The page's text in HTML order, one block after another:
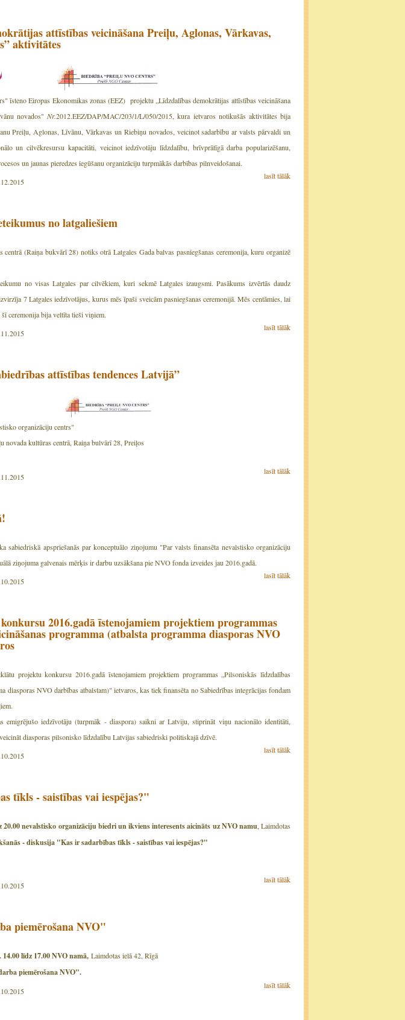
attīstības veicināšana Preiļu, Aglonas, Vārkavas,
aktivitātes
īsteno Eiropas Ekonomikas zonas (EEZ) projektu „Līdzdalības demokrātijas attīstības veicināšana
novados"Nr.2012.EEZ/DAP/MAC/203/1/L/050/2015, kura ietvaros notikušās aktivitātes bija
Preiļu, Aglonas, Līvānu, Vārkavas un Riebiņu novados, veicinot sadarbību ar valsts pārvaldi un
un cilvēkresursu kapacitāti, veicinot iedzīvotāju līdzdalību, brīvprātīgā darba popularizēšanu,
un jaunas pieredzes iegūšanu organizāciju turpmākās darbības pilnveidošanai.
lasīt tālāk
no latgaliešiem
(Raiņa bukvārī 28) notiks otrā Latgales Gada balvas pasniegšanas ceremonija, kuru organizē
no visas Latgales par cilvēkiem, kuri sekmē Latgales izaugsmi. Pasākums izvērtās daudz
7 Latgales iedzīvotājus, kurus mēs īpaši sveicām pasniegšanas ceremonijā. Mēs centāmies, lai
ceremonija bija veltīta tieši viņiem.
lasīt tālāk
attīstības tendences Latvijā”
organizāciju centrs"
novada kultūras centrā, Raiņa bulvārī 28, Preiļos
lasīt tālāk
apspriešanās par konceptuālo ziņojumu "Par valsts finansēta nevalstisko organizāciju
ziņojuma galvenais mērķis ir darbu uzsākšana pie NVO fonda izveides jau 2016.gadā.
lasīt tālāk
2016.gadā īstenojamiem projektiem programmas
programma (atbalsta programma diasporas NVO
projektu konkursu 2016.gadā īstenojamiem projektiem programmas „Pilsoniskās līdzdalības
diasporas NVO darbības atbalstam)" ietvaros, kas tiek finansēta no Sabiedrības integrācijas fondam
emigrējušo iedzīvotāju (turpmāk - diaspora) saikni ar Latviju, stiprināt viņu nacionālo identitāti,
diasporas pilsonisko līdzdalību Latvijas sabiedriski politiskajā dzīvē.
lasīt tālāk
tīkls - saistības vai iespējas?"
nevalstisko organizāciju biedri un ikviens interesents aicināts uz NVO namu, Laimdotas
- diskusija "Kas ir sadarbības tīkls - saistības vai iespējas?"
lasīt tālāk
piemērošana NVO"
līdz 17.00 NVO namā, Laimdotas ielā 42, Rīgā
piemērošana NVO".
lasīt tālāk